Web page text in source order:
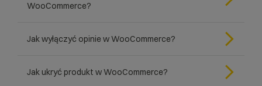
WooCommerce?
Jak wyłączyć opinie w WooCommerce?
Jak ukryć produkt w WooCommerce?